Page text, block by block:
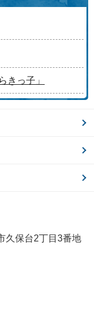
きっ子」
久保台2丁目3番地